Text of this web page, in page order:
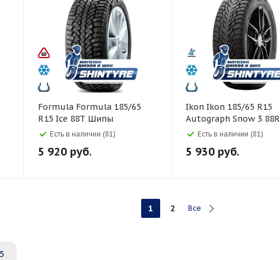
Formula Formula 185/65
R15 Ice 88T Шипы
Есть в наличии (81)
5 920 руб.
Ikon Ikon 185/65 R15
Autograph Snow 3 88R
Есть в наличии (81)
5 930 руб.
1 2 Все